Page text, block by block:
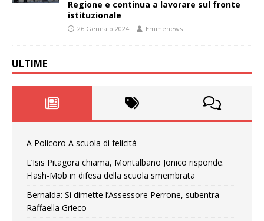
Regione e continua a lavorare sul fronte
istituzionale
26 Gennaio 2024 Emmenews
ULTIME
A Policoro A scuola di felicità
L’Isis Pitagora chiama, Montalbano Jonico risponde.
Flash-Mob in difesa della scuola smembrata
Bernalda: Si dimette l’Assessore Perrone, subentra
Raffaella Grieco